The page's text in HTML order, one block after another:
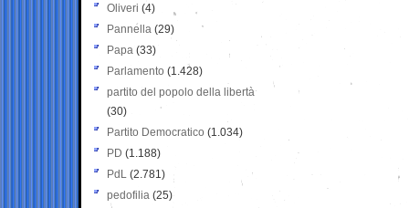
Oliveri (4)
Pannella (29)
Papa (33)
Parlamento (1.428)
partito del popolo della libertà
(30)
Partito Democratico (1.034)
PD (1.188)
PdL (2.781)
pedofilia (25)